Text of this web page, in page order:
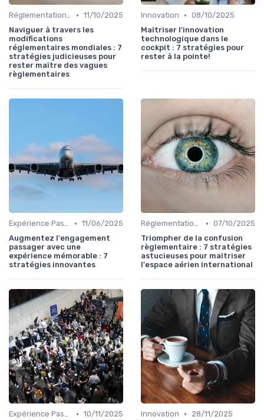
Réglementations Internationales • 11/10/2025
Naviguer à travers les
modifications
réglementaires mondiales : 7
stratégies judicieuses pour
rester maître des vagues
règlementaires
Innovation • 08/10/2025
Maîtriser l'innovation
technologique dans le
cockpit : 7 stratégies pour
rester à la pointe!
Expérience Passager • 11/06/2025
Augmentez l'engagement
passager avec une
expérience mémorable : 7
stratégies innovantes
Réglementations Internationales • 07/10/2025
Triompher de la confusion
règlementaire : 7 stratégies
astucieuses pour maîtriser
l'espace aérien international
Expérience Passager • 10/11/2025
Innovation •
28/11/2025